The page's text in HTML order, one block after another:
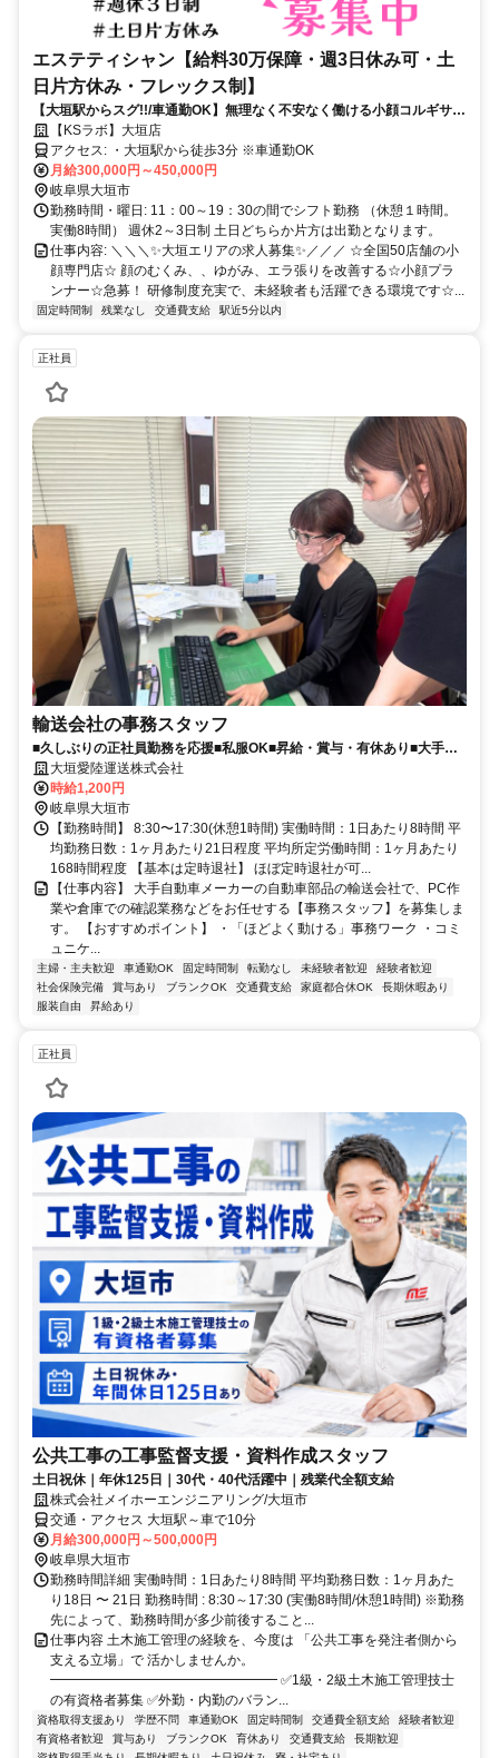
エステティシャン【給料30万保障・週3日休み可・土
日片方休み・フレックス制】
【大垣駅からスグ!!/車通勤OK】無理なく不安なく働ける小顔コルギサロ
ン
【KSラボ】大垣店
アクセス: ・大垣駅から徒歩3分 ※車通勤OK
月給300,000円～450,000円
岐阜県大垣市
勤務時間・曜日: 11：00～19：30の間でシフト勤務 （休憩１時間。
実働8時間） 週休2～3日制 土日どちらか片方は出勤となります。
仕事内容: ＼＼＼✨大垣エリアの求人募集✨／／／ ☆全国50店舗の小
顔専門店☆ 顔のむくみ、、ゆがみ、エラ張りを改善する☆小顔プラ
ンナー☆急募！ 研修制度充実で、未経験者も活躍できる環境です☆...
固定時間制 残業なし 交通費支給 駅近5分以内
正社員
輸送会社の事務スタッフ
■久しぶりの正社員勤務を応援■私服OK■昇給・賞与・有休あり■大手と
の直取引で経営安定
大垣愛陸運送株式会社
時給1,200円
岐阜県大垣市
【勤務時間】 8:30〜17:30(休憩1時間) 実働時間：1日あたり8時間 平
均勤務日数：1ヶ月あたり21日程度 平均所定労働時間：1ヶ月あたり
168時間程度 【基本は定時退社】 ほぼ定時退社が可...
【仕事内容】 大手自動車メーカーの自動車部品の輸送会社で、PC作
業や倉庫での確認業務などをお任せする【事務スタッフ】を募集しま
す。 【おすすめポイント】 ・「ほどよく動ける」事務ワーク ・コミ
ュニケ...
主婦・主夫歓迎 車通勤OK 固定時間制 転勤なし 未経験者歓迎
経験者歓迎
社会保険完備
賞与あり ブランクOK 交通費支給 家庭都合休OK
長期休暇あり
服装自由
昇給あり
正社員
公共工事の工事監督支援・資料作成スタッフ
土日祝休｜年休125日｜30代・40代活躍中｜残業代全額支給
株式会社メイホーエンジニアリング/大垣市
交通・アクセス 大垣駅～車で10分
月給300,000円～500,000円
岐阜県大垣市
勤務時間詳細 実働時間：1日あたり8時間 平均勤務日数：1ヶ月あた
り18日 〜 21日 勤務時間 : 8:30～17:30 (実働8時間/休憩1時間) ※勤務
先によって、勤務時間が多少前後すること...
仕事内容 土木施工管理の経験を、今度は 「公共工事を発注者側から
支える立場」で 活かしませんか。
━━━━━━━━━━━━━━━━━ ✅1級・2級土木施工管理技士
の有資格者募集 ✅外勤・内勤のバラン...
資格取得支援あり 学歴不問 車通勤OK 固定時間制 交通費全額支給
経験者歓迎
有資格者歓迎
賞与あり ブランクOK 育休あり 交通費支給
長期歓迎